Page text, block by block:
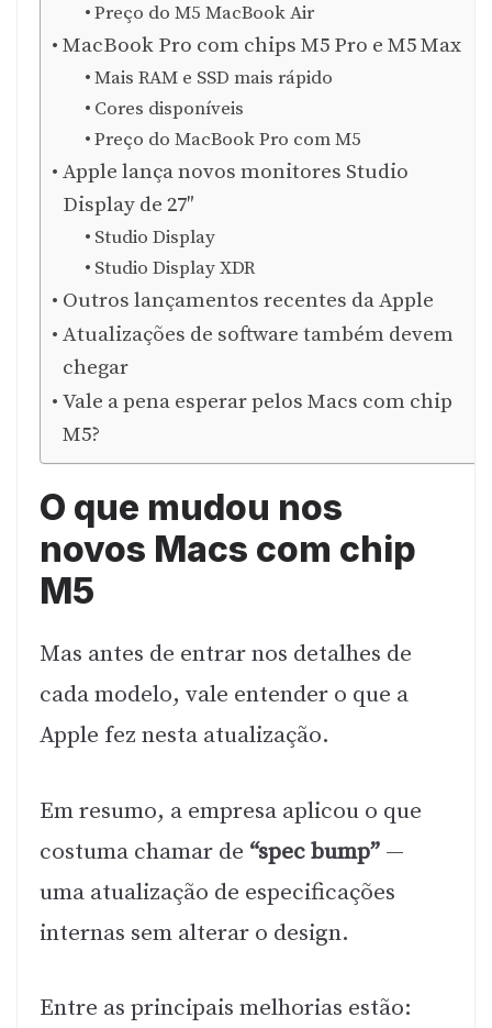
Preço do M5 MacBook Air
MacBook Pro com chips M5 Pro e M5 Max
Mais RAM e SSD mais rápido
Cores disponíveis
Preço do MacBook Pro com M5
Apple lança novos monitores Studio
Display de 27″
Studio Display
Studio Display XDR
Outros lançamentos recentes da Apple
Atualizações de software também devem
chegar
Vale a pena esperar pelos Macs com chip
M5?
O que mudou nos
novos Macs com chip
M5
Mas antes de entrar nos detalhes de
cada modelo, vale entender o que a
Apple fez nesta atualização.
Em resumo, a empresa aplicou o que
costuma chamar de “spec bump” —
uma atualização de especificações
internas sem alterar o design.
Entre as principais melhorias estão: